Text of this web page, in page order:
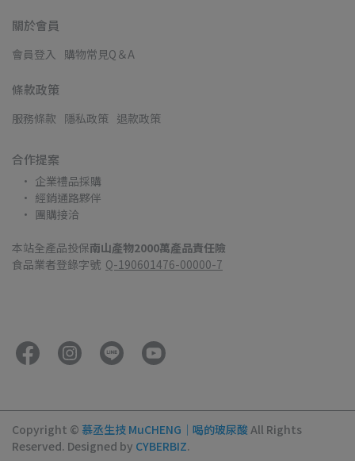
關於會員
會員登入 購物常見Q＆A
條款政策
服務條款 隱私政策 退款政策
合作提案
企業禮品採購
經銷通路夥伴
團購接洽
本站全產品投保南山產物2000萬產品責任險
食品業者登錄字號 Q-190601476-00000-7
Copyright © 慕丞生技 MuCHENG｜喝的玻尿酸All Rights
Reserved. Designed by CYBERBIZ.